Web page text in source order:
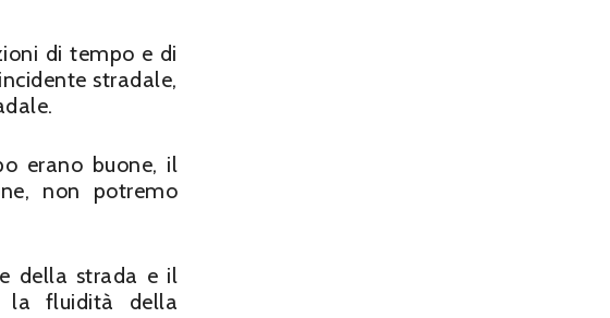
di tempo e di
stradale,
erano buone, il
non potremo
della strada e il
la fluidità della